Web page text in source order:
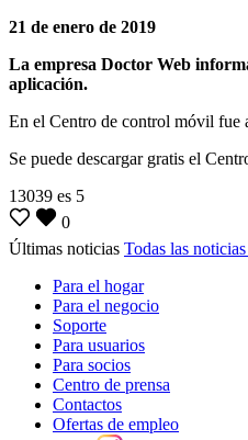
21 de enero de 2019
La empresa Doctor Web
aplicación.
En el Centro de control móvil fue
Se puede descargar gratis el
13039 es 5
0
Últimas noticias Todas las noticias
Para el hogar
Para el negocio
Soporte
Para usuarios
Para socios
Centro de prensa
Contactos
Ofertas de empleo